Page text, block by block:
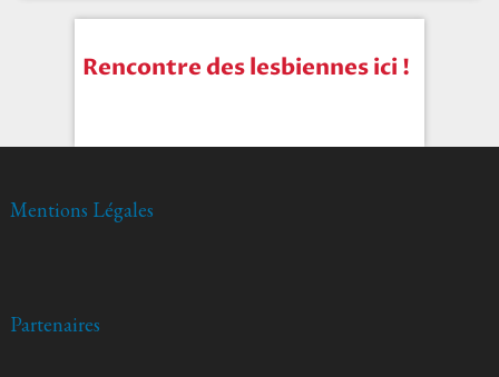
Rencontre des lesbiennes ici !
Mentions Légales
Partenaires